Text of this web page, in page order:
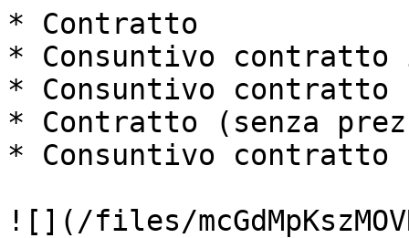
* Contratto
* Consuntivo contratto
* Consuntivo contratto
* Contratto (senza
* Consuntivo contratto
![](/files/